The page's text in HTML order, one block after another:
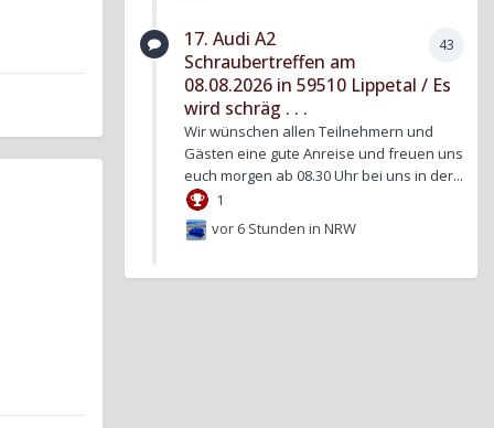
43
17. Audi A2
Schraubertreffen am
08.08.2026 in 59510 Lippetal / Es
wird schräg . . .
Wir wünschen allen Teilnehmern und
Gästen eine gute Anreise und freuen uns
euch morgen ab 08.30 Uhr bei uns in der...
1
vor 6 Stunden inNRW